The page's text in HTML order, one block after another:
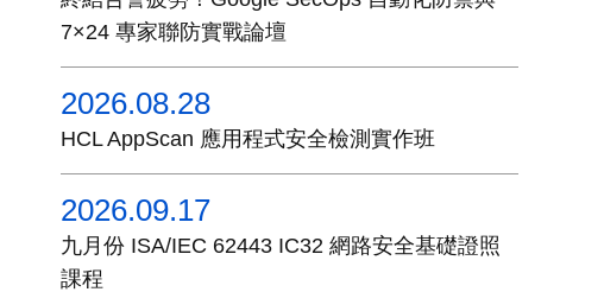
7×24 專家聯防實戰論壇
2026.08.28
HCL AppScan 應用程式安全檢測實作班
2026.09.17
九月份 ISA/IEC 62443 IC32 網路安全基礎證照
課程